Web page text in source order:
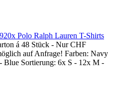
Polo Ralph Lauren T-Shirts
á 48 Stück - Nur CHF
auf Anfrage! Farben: Navy
Blue Sortierung: 6x S - 12x M -